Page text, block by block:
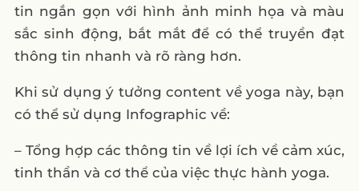
tin ngắn gọn với hình ảnh minh họa và màu
sắc sinh động, bắt mắt để có thể truyền đạt
thông tin nhanh và rõ ràng hơn.
Khi sử dụng ý tưởng content về yoga này, bạn
có thể sử dụng Infographic về:
– Tổng hợp các thông tin về lợi ích về cảm xúc,
tinh thần và cơ thể của việc thực hành yoga.